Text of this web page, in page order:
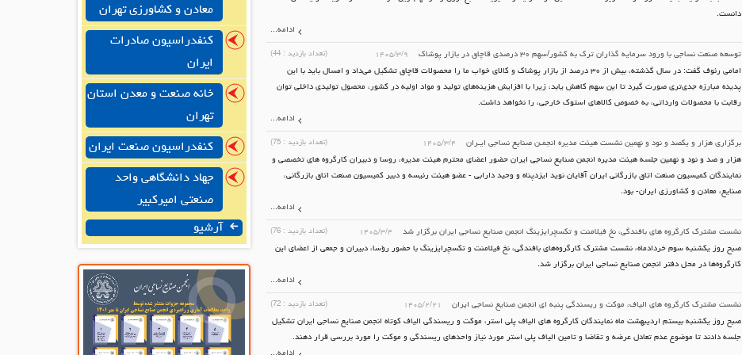
دانست.
ادامه...
توسعه صنعت نساجی با ورود سرمایه گذاران ترک به کشور/سهم ۳۰ درصدی قاچاق در بازار پوشاک ۱۴۰۵/۳/۹ (تعداد بازدید : 44
)
امامی رئوف گفت: در سال گذشته، بیش از ۳۰ درصد از بازار پوشاک و کالای خواب ما را محصولات قاچاق تشکیل می‌داد و امسال باید با این
پدیده مبارزه جدی‌تری صورت گیرد تا این سهم کاهش یابد، زیرا با افزایش هزینه‌های تولید و مواد اولیه در کشور، محصول تولیدی داخلی توان
رقابت با محصولات وارداتی، به خصوص کالاهای استوک خارجی، را نخواهد داشت.
ادامه...
برگزاری هزار و یکصد و نود و نهمین نشست هیئت مدیره انجمـن صنایع نساجی ایـران ۱۴۰۵/۳/۴ (تعداد بازدید : 75
)
هزار و صد و نود و نهمین جلسه هیئت مدیره انجمن صنایع نساجی ایران حضور اعضای محترم هیئت مدیره، روسا و دبیران کارگروه های تخصصی و
نمایندگان کمیسیون صنعت اتاق بازرگانی ایران آقایان نوید ایزدپناه و وحید دارابی - عضو هیئت رئیسه و دبیر کمیسیون صنعت اتاق بازرگانی،
صنایع، معادن و کشاورزی ایران- بود.
ادامه...
نشست مشترک کارگروه های بافندگی، نخ فیلامنت و تکسچرایزینگ انجمن صنایع نساجی ایران برگزار شد ۱۴۰۵/۳/۴ (تعداد بازدید : 76
)
صبح روز یکشنبه سوم خردادماه، نشست مشترک کارگروه‌های بافندگی، نخ فیلامنت و تکسچرایزینگ با حضور رؤسا، دبیران و جمعی از اعضای این
کارگروه‌ها در محل دفتر انجمن صنایع نساجی ایران برگزار شد.
ادامه...
نشست مشترک کارگروه های الیاف، موکت و ریسندگی پنبه ای انجمن صنایع نساجی ایران ۱۴۰۵/۲/۲۱ (تعداد بازدید : 72
)
صبح روز یکشنبه بیستم اردیبهشت ماه نمایندگان کارگروه های الیاف پلی استر، موکت و ریسندگی الیاف کوتاه انجمن صنایع نساجی ایران تشکیل
جلسه دادند تا موضوع عدم تعادل عرضه و تقاضا و تامین الیاف پلی استر مورد نیاز واحدهای ریسندگی و موکت را مورد بررسی قرار دهند.
معادن و کشاورزی تهران
کنفدراسیون صادرات
ایران
خانه صنعت و معدن استان
تهران
کنفدراسیون صنعت ایران
جهاد دانشگاهی واحد
صنعتی امیرکبیر
آرشیو